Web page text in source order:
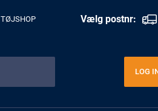
TØJSHOP Vælg postnr:
LOG